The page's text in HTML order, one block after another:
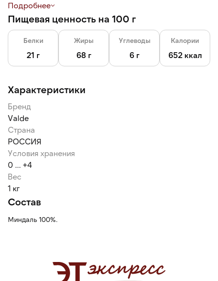
Миндальная мука используется для приготовления
ореховых начинок, белково-ореховых и песочно-ореховых
полуфабрикатов, тортов, французских макаронс, печенья,
марципанов, безе, дакуаза, шоколада.
Подробнее
Пищевая ценность на 100 г
Белки
21 г
Жиры
68 г
Углеводы
6 г
Калории
652 ккал
Характеристики
Бренд
Valde
Страна
РОССИЯ
Условия хранения
0 ... +4
Вес
1 кг
Состав
Миндаль 100%.